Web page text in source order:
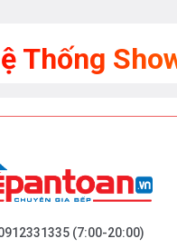
Thống
(7:00-20:00)